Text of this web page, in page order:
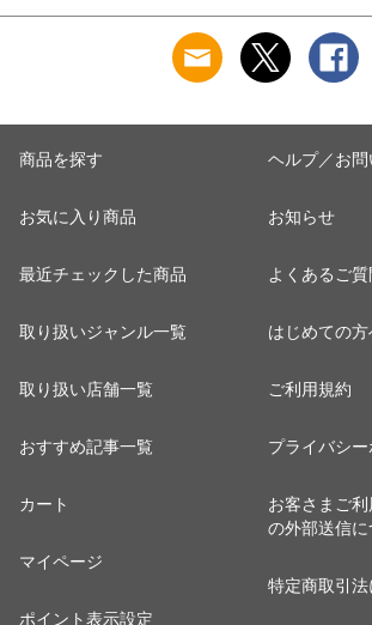
お届け
商品を探す
お気に入り商品
最近チェックした商品
取り扱いジャンル一覧
取り扱い店舗一覧
おすすめ記事一覧
カート
マイページ
ポイント表示設定
ヘルプ／お
お知らせ
よくあるご質
はじめての方
ご利用規約
プライバシ
お客さまご
の外部送信に
特定商取引